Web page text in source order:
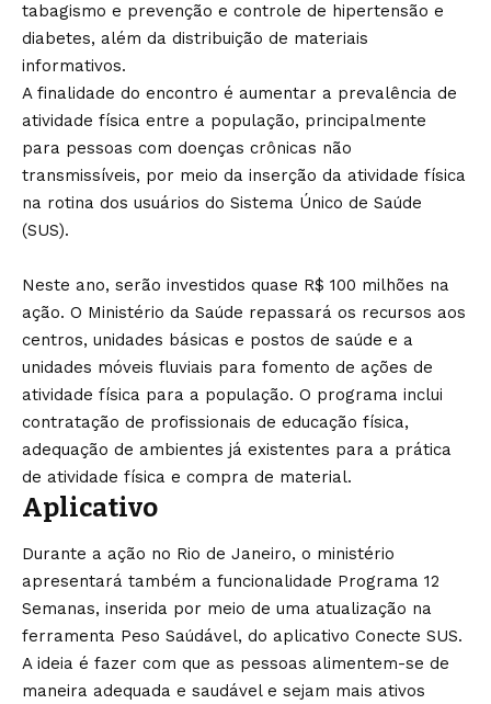
tabagismo e prevenção e controle de hipertensão e
diabetes, além da distribuição de materiais
informativos.
A finalidade do encontro é aumentar a prevalência de
atividade física entre a população, principalmente
para pessoas com doenças crônicas não
transmissíveis, por meio da inserção da atividade física
na rotina dos usuários do Sistema Único de Saúde
(SUS).
Neste ano, serão investidos quase R$ 100 milhões na
ação. O Ministério da Saúde repassará os recursos aos
centros, unidades básicas e postos de saúde e a
unidades móveis fluviais para fomento de ações de
atividade física para a população. O programa inclui
contratação de profissionais de educação física,
adequação de ambientes já existentes para a prática
de atividade física e compra de material.
Aplicativo
Durante a ação no Rio de Janeiro, o ministério
apresentará também a funcionalidade Programa 12
Semanas, inserida por meio de uma atualização na
ferramenta Peso Saúdável, do aplicativo Conecte SUS.
A ideia é fazer com que as pessoas alimentem-se de
maneira adequada e saudável e sejam mais ativos